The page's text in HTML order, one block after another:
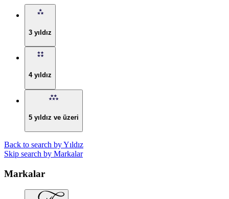
3 yıldız
4 yıldız
5 yıldız ve üzeri
Back to search by Yıldız
Skip search by Markalar
Markalar